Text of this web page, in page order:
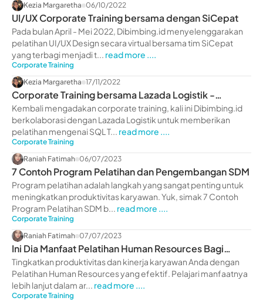
Kezia Margaretha 06/10/2022
UI/UX Corporate Training bersama dengan SiCepat
Pada bulan April - Mei 2022, Dibimbing.id menyelenggarakan
pelatihan UI/UX Design secara virtual bersama tim SiCepat
yang terbagi menjadi t... read more ....
Corporate Training
Kezia Margaretha 17/11/2022
Corporate Training bersama Lazada Logistik -
dibimbing.id
Kembali mengadakan corporate training, kali ini Dibimbing.id
berkolaborasi dengan Lazada Logistik untuk memberikan
pelatihan mengenai SQL T... read more ....
Corporate Training
Raniah Fatimah 06/07/2023
7 Contoh Program Pelatihan dan Pengembangan SDM
Program pelatihan adalah langkah yang sangat penting untuk
meningkatkan produktivitas karyawan. Yuk, simak 7 Contoh
Program Pelatihan SDM b... read more ....
Corporate Training
Raniah Fatimah 07/07/2023
Ini Dia Manfaat Pelatihan Human Resources Bagi
Perusahaan
Tingkatkan produktivitas dan kinerja karyawan Anda dengan
Pelatihan Human Resources yang efektif. Pelajari manfaatnya
lebih lanjut dalam ar... read more ....
Corporate Training